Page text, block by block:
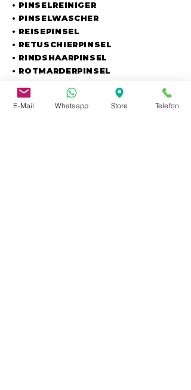
• PINSELREINIGER
• PINSELWASCHER
• REISEPINSEL
• RETUSCHIERPINSEL
• RINDSHAARPINSEL
• ROTMARDERPINSEL
• SCHAUMPINSEL
• SCHLEPPERPINSEL
E-Mail Whatsapp Store Telefon